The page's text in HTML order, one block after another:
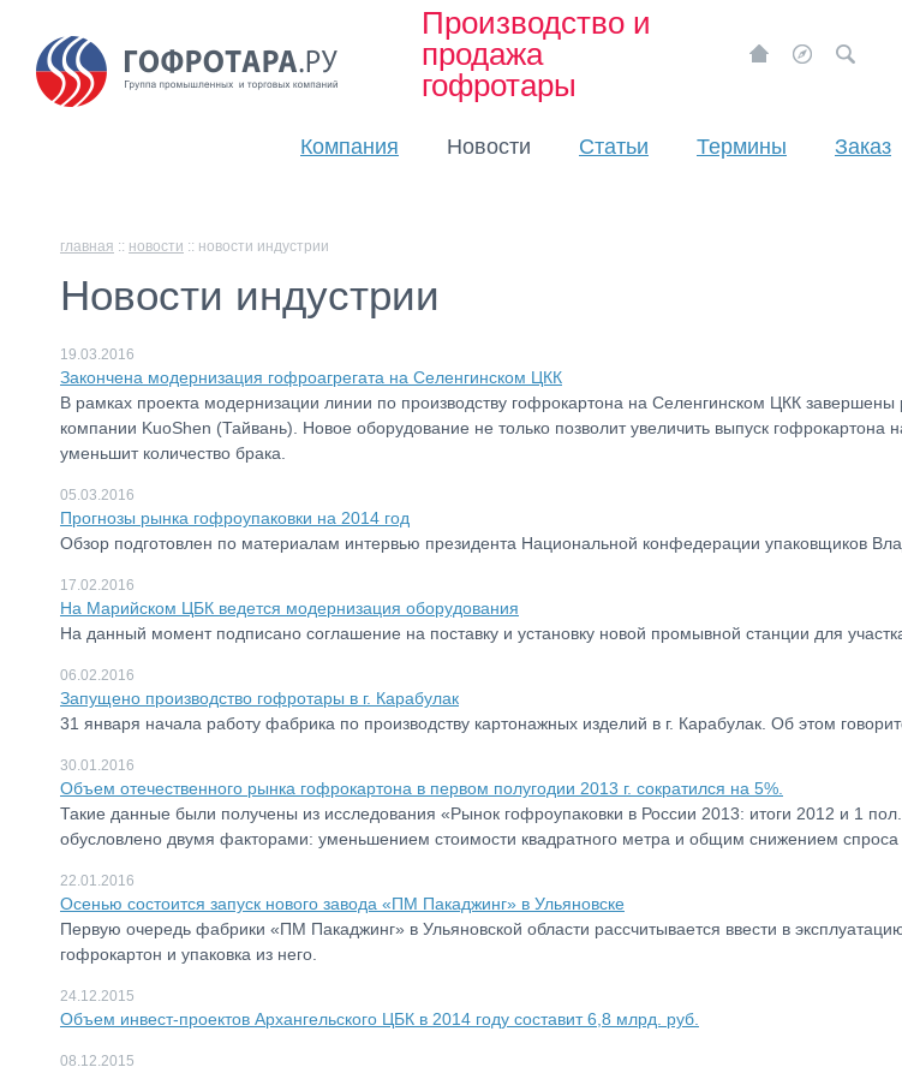
Производство и
продажа
гофротары
Компания Новости Статьи Термины Заказ
главная :: новости :: новости индустрии
Новости индустрии
19.03.2016
Закончена модернизация гофроагрегата на Селенгинском ЦКК
В рамках проекта модернизации линии по производству гофрокартона на Селенгинском ЦКК завершены
компании KuoShen (Тайвань). Новое оборудование не только позволит увеличить выпуск
уменьшит количество брака.
05.03.2016
Прогнозы рынка гофроупаковки на 2014 год
Обзор подготовлен по материалам интервью президента Национальной конфедерации упаковщиков
17.02.2016
На Марийском ЦБК ведется модернизация оборудования
На данный момент подписано соглашение на поставку и установку новой промывной станции для
06.02.2016
Запущено производство гофротары в г. Карабулак
31 января начала работу фабрика по производству картонажных изделий в г. Карабулак. Об этом
30.01.2016
Объем отечественного рынка гофрокартона в первом полугодии 2013 г. сократился на 5%.
Такие данные были получены из исследования «Рынок гофроупаковки в России 2013: итоги 2012 и 1
обусловлено двумя факторами: уменьшением стоимости квадратного метра и общим снижением спроса
22.01.2016
Осенью состоится запуск нового завода «ПМ Пакаджинг» в Ульяновске
Первую очередь фабрики «ПМ Пакаджинг» в Ульяновской области рассчитывается ввести в
гофрокартон и упаковка из него.
24.12.2015
Объем инвест-проектов Архангельского ЦБК в 2014 году составит 6,8 млрд. руб.
08.12.2015